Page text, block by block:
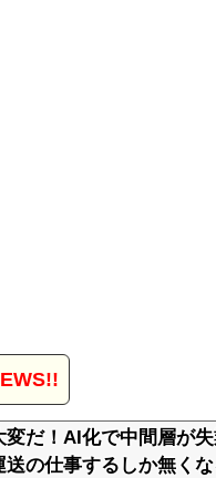
変だ！AI化で中間層が
の仕事するしか無くな